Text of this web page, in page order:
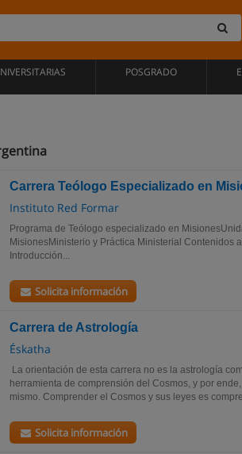
POSGRADO
Carrera Teólogo Especializado en
Instituto Red Formar
Programa de Teólogo especializado en
MisionesMinisterio y Práctica Ministerial Contenidos
Introducción...
Solicita información
Carrera de Astrología
Éskatha
La orientación de esta carrera no es la astrología
herramienta de comprensión del Cosmos, y por
mismo. Comprender el Cosmos y sus leyes es
Solicita información